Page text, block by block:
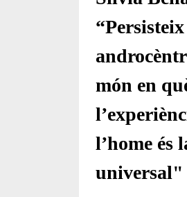
món en
l’home és
universal"